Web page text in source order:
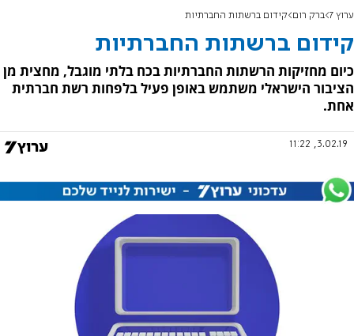
ערוץ 7 ברק רום קידום ברשתות החברתיות
קידום ברשתות החברתיות
כיום מחזיקות הרשתות החברתיות בכח בלתי מוגבל, מחצית מן
הציבור הישראלי משתמש באופן פעיל בלפחות רשת חברתית
אחת.
3.02.19, 11:22